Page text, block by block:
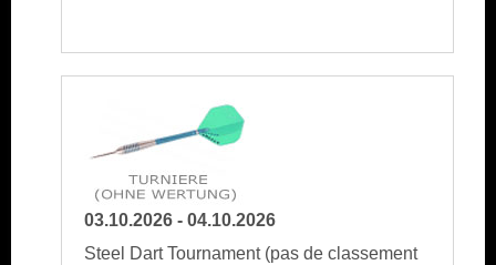
03.10.2026 - 04.10.2026
Steel Dart Tournament (pas de classement